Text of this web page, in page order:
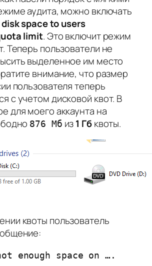
аудита, можно включать
space to users
limit. Это включит режим
Теперь пользователи не
выделенное им место
внимание, что размер
пользователя теперь
с учетом дисковой квот. В
для моего аккаунта на
876 Мб из1 Гбквоты.
квоты пользователь
enough space on ….